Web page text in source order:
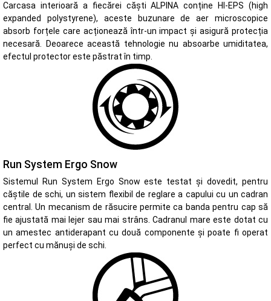
Carcasa interioară a fiecărei căști ALPINA conține HI-EPS (high
expanded polystyrene), aceste buzunare de aer microscopice
absorb forțele care acționează într-un impact și asigură protecția
necesară. Deoarece această tehnologie nu absoarbe umiditatea,
efectul protector este păstrat în timp.
Run System Ergo Snow
Sistemul Run System Ergo Snow este testat și dovedit, pentru
căștile de schi, un sistem flexibil de reglare a capului cu un cadran
central. Un mecanism de răsucire permite ca banda pentru cap să
fie ajustată mai lejer sau mai strâns. Cadranul mare este dotat cu
un amestec antiderapant cu două componente și poate fi operat
perfect cu mănuși de schi.